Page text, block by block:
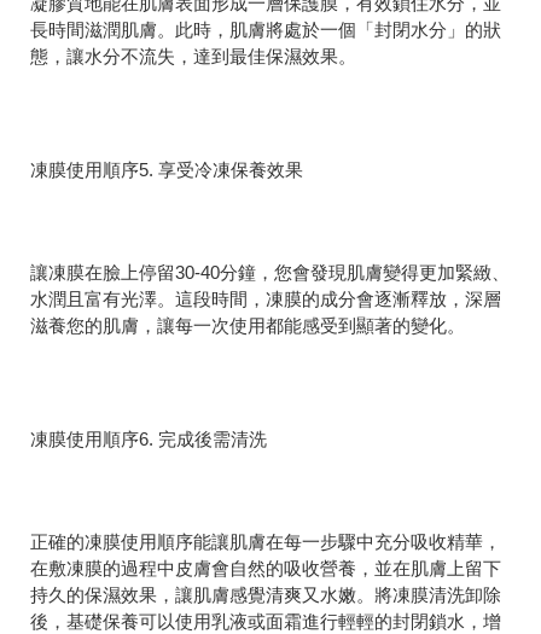
長時間滋潤肌膚。此時，肌膚將處於一個「封閉水分」的狀
態，讓水分不流失，達到最佳保濕效果。
凍膜使用順序5. 享受冷凍保養效果
讓凍膜在臉上停留30-40分鐘，您會發現肌膚變得更加緊緻、
水潤且富有光澤。這段時間，凍膜的成分會逐漸釋放，深層
滋養您的肌膚，讓每一次使用都能感受到顯著的變化。
凍膜使用順序6. 完成後需清洗
正確的凍膜使用順序能讓肌膚在每一步驟中充分吸收精華，
在敷凍膜的過程中皮膚會自然的吸收營養，並在肌膚上留下
持久的保濕效果，讓肌膚感覺清爽又水嫩。將凍膜清洗卸除
後，基礎保養可以使用乳液或面霜進行輕輕的封閉鎖水，增